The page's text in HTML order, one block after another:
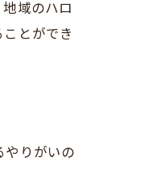
域のハロ
とができ
やりがいの